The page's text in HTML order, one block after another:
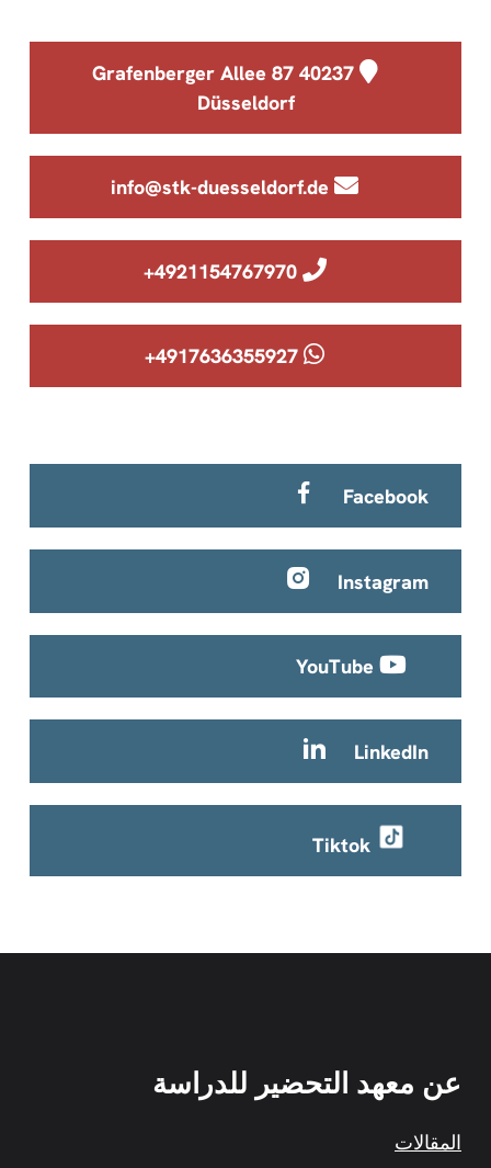
Grafenberger Allee 87 40237
Düsseldorf
4921154767970+
Facebook
Instagram
LinkedIn
عن معهد التحضير للدراسة
المقالات